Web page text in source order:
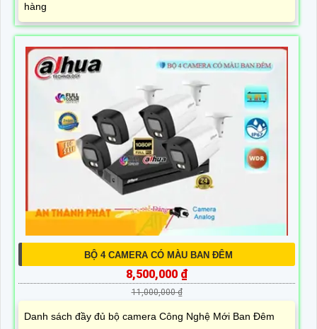
hàng
BỘ 4 CAMERA CÓ MÀU BAN ĐÊM
8,500,000 ₫
11,000,000 ₫
Danh sách đầy đủ bộ camera Công Nghệ Mới Ban Đêm